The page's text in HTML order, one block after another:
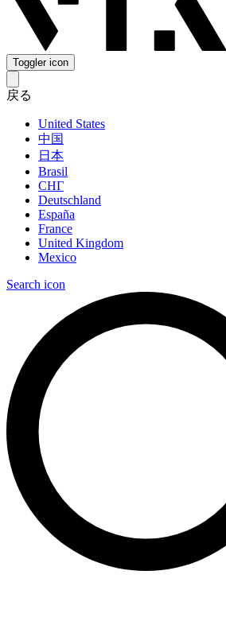
Toggler icon
戻る
United States
中国
日本
Brasil
СНГ
Deutschland
España
France
United Kingdom
Mexico
Search icon